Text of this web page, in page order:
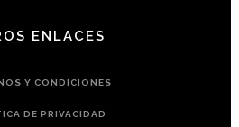
ENLACES
Y CONDICIONES
DE PRIVACIDAD